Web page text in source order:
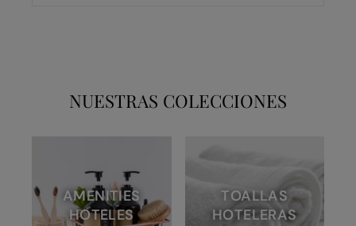
NUESTRAS COLECCIONES
AMENITIES
HOTELES
TOALLAS
HOTELERAS